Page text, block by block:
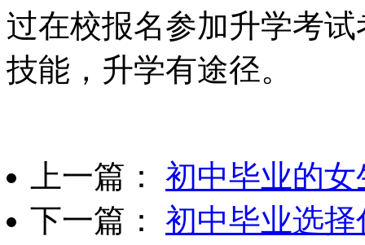
过在校报名参加升学考
技能，升学有途径。
上一篇： 初中毕业的
下一篇： 初中毕业选